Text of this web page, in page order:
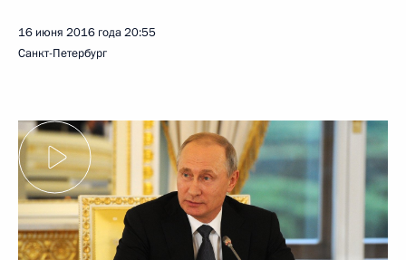
16 июня 2016 года20:55
Санкт-Петербург